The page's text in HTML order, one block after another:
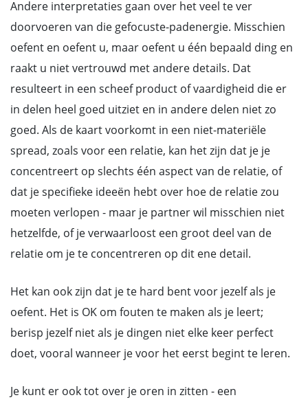
Andere interpretaties gaan over het veel te ver
doorvoeren van die gefocuste-padenergie. Misschien
oefent en oefent u, maar oefent u één bepaald ding en
raakt u niet vertrouwd met andere details. Dat
resulteert in een scheef product of vaardigheid die er
in delen heel goed uitziet en in andere delen niet zo
goed. Als de kaart voorkomt in een niet-materiële
spread, zoals voor een relatie, kan het zijn dat je je
concentreert op slechts één aspect van de relatie, of
dat je specifieke ideeën hebt over hoe de relatie zou
moeten verlopen - maar je partner wil misschien niet
hetzelfde, of je verwaarloost een groot deel van de
relatie om je te concentreren op dit ene detail.
Het kan ook zijn dat je te hard bent voor jezelf als je
oefent. Het is OK om fouten te maken als je leert;
berisp jezelf niet als je dingen niet elke keer perfect
doet, vooral wanneer je voor het eerst begint te leren.
Je kunt er ook tot over je oren in zitten - een